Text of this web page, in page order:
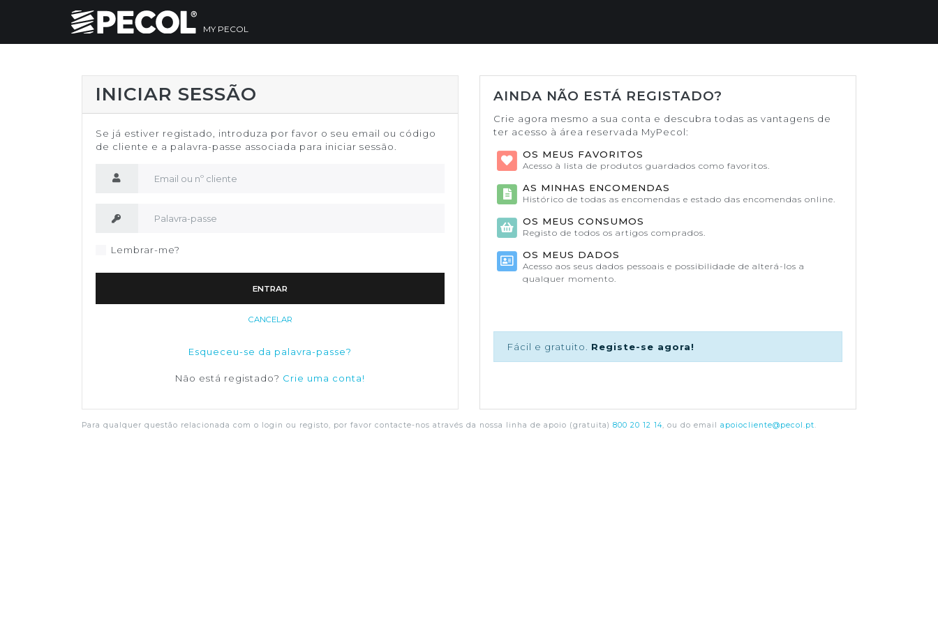
MY PECOL
INICIAR SESSÃO
Se já estiver registado, introduza por favor o seu email ou código
de cliente e a palavra-passe associada para iniciar sessão.
Lembrar-me?
ENTRAR
CANCELAR
Esqueceu-se da palavra-passe?
Não está registado? Crie uma conta!
AINDA NÃO ESTÁ REGISTADO?
Crie agora mesmo a sua conta e descubra todas as vantagens de
ter acesso à área reservada MyPecol:
OS MEUS FAVORITOS
Acesso à lista de produtos guardados como favoritos.
AS MINHAS ENCOMENDAS
Histórico de todas as encomendas e estado das encomendas online.
OS MEUS CONSUMOS
Registo de todos os artigos comprados.
OS MEUS DADOS
Acesso aos seus dados pessoais e possibilidade de alterá-los a
qualquer momento.
Fácil e gratuito. Registe-se agora!
Para qualquer questão relacionada com o login ou registo, por favor contacte-nos através da nossa linha de apoio (gratuita) 800 20 12 14, ou do email apoiocliente@pecol.pt.